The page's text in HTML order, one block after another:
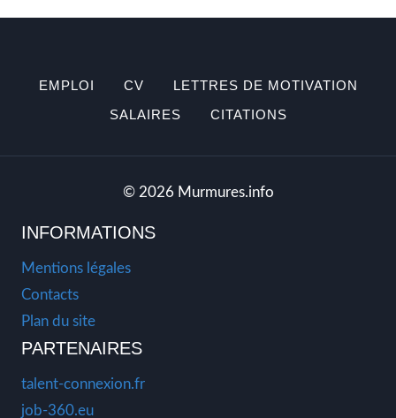
EMPLOI CV
LETTRES DE MOTIVATION
SALAIRES
CITATIONS
© 2026 Murmures.info
INFORMATIONS
Mentions légales
Contacts
Plan du site
PARTENAIRES
talent-connexion.fr
job-360.eu